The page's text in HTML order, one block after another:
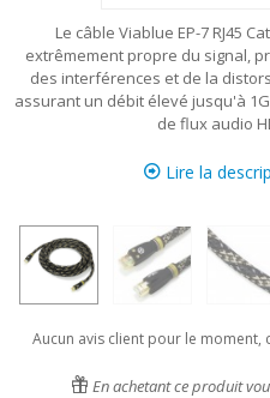
Le câble Viablue EP-7 RJ45
extrêmement propre du signal,
des interférences et de la
assurant un débit élevé jusqu'à
de flux audio
Lire la
Aucun avis client pour le moment,
En achetant ce produit